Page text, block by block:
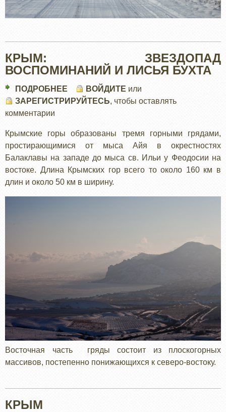
КРЫМ: ЗВЕЗДОПАД
ВОСПОМИНАНИЙ И ЛИСЬЯ БУХТА
ПОДРОБНЕЕ
КРЫМ:
И
ЛИСЬЯ
БУХТА
ВОЙДИТЕ или
ЗАРЕГИСТРИРУЙТЕСЬ, чтобы оставлять
комментарии
Крымские горы образованы тремя горными грядами,
простирающимися от мыса Айя в окрестностях
Балаклавы на западе до мыса св. Ильи у Феодосии на
востоке. Длина Крымских гор всего то около 160 км в
длин и около 50 км в ширину.
Восточная часть гряды состоит из плоскогорных
массивов, постепенно понижающихся к северо-востоку.
КРЫМ